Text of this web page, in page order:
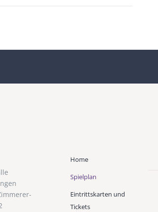
Home
Spielplan
Eintrittskarten und
Tickets